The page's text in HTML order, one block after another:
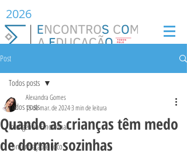
2026
Post
Todos posts
Inteligência Emocional
Concentração e Foco
Todos posts
Quando as crianças têm medo
de dormir sozinhas
Alexandra Gomes
15 de mar. de 20243 min de leitura